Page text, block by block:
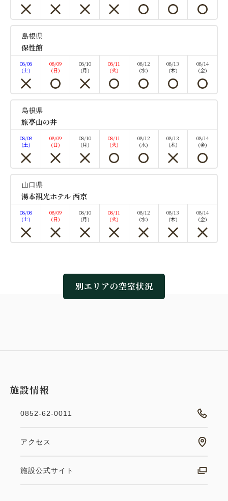
朝食・夕食 現地払い・Web決済
in 15:00~ 19:00 / out 10:00まで
2025年に島根が舞台になった朝ドラ「ばけばけ」が
放送されたのを記念して謝恩宿泊プランをお届けいた
します。この機会に山陰はいかがですか。ぜひ、自慢
の海鮮丼をご賞味下さい。 ●夕食のご案内：蟹海鮮
丼 ＜献立＞ 前 菜 三種盛り 小 鍋 穴子柳川鍋...
空室なし 詳細
２食付き
山陰の味覚「おたのしみ会席」プラ
島根県
保性館
08/08
(土)
08/09
(日)
08/10
(月)
08/11
(火)
08/12
(水)
08/13
(木)
08/14
(金)
島根県
旅亭山の井
08/08
(土)
08/09
(日)
08/10
(月)
08/11
(火)
08/12
(水)
08/13
(木)
08/14
(金)
山口県
湯本観光ホテル 西京
08/08
(土)
08/09
(日)
08/10
(月)
08/11
(火)
08/12
(水)
08/13
(木)
08/14
(金)
別エリアの空室状況
施設情報
0852-62-0011
アクセス
施設公式サイト